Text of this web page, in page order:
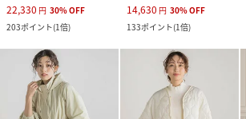
22,330 円 30%OFF
203ポイント(1倍)
14,630 円 30%OFF
133ポイント(1倍)